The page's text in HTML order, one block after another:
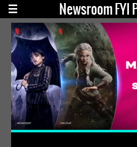
Newsroom FYI